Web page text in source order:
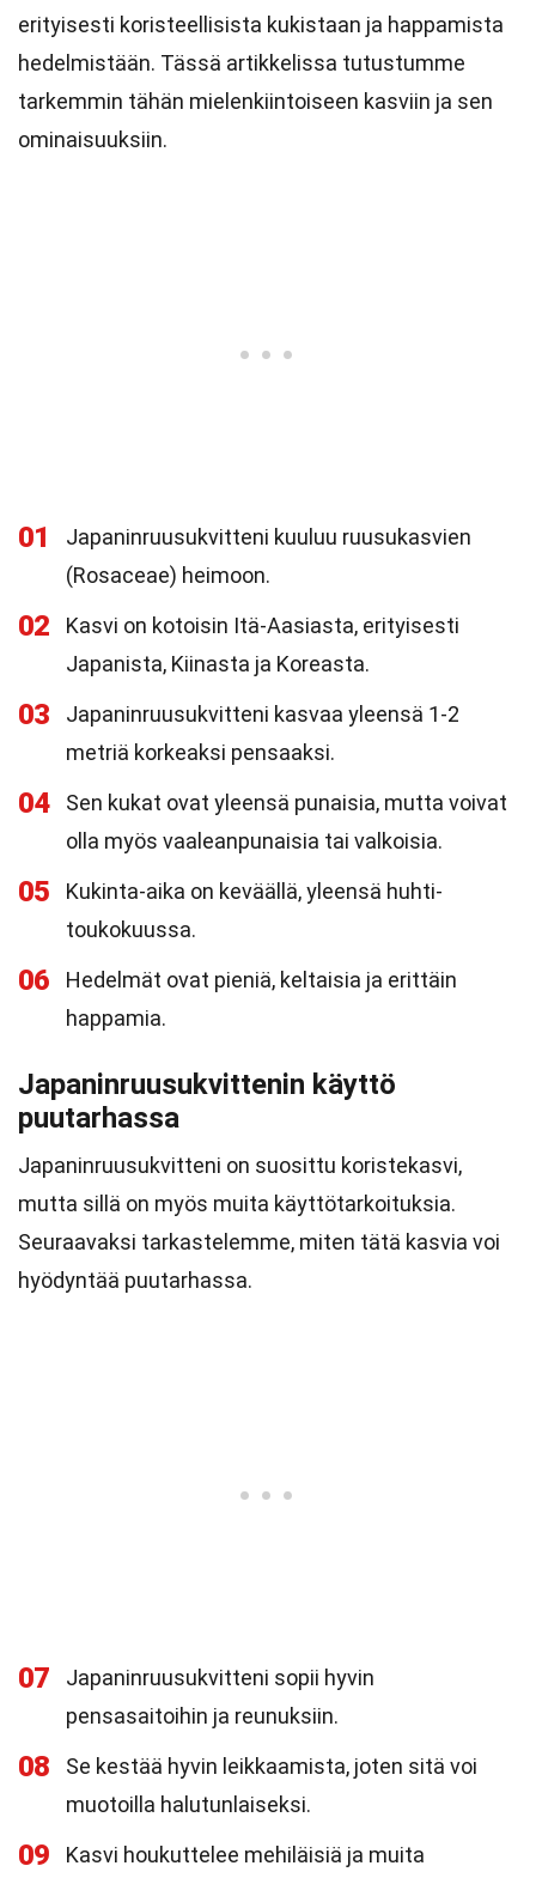
erityisesti koristeellisista kukistaan ja happamista
hedelmistään. Tässä artikkelissa tutustumme
tarkemmin tähän mielenkiintoiseen kasviin ja sen
ominaisuuksiin.
01
Japaninruusukvitteni kuuluu ruusukasvien
(Rosaceae) heimoon.
02
Kasvi on kotoisin Itä-Aasiasta, erityisesti
Japanista, Kiinasta ja Koreasta.
03
Japaninruusukvitteni kasvaa yleensä 1-2
metriä korkeaksi pensaaksi.
04
Sen kukat ovat yleensä punaisia, mutta voivat
olla myös vaaleanpunaisia tai valkoisia.
05
Kukinta-aika on keväällä, yleensä huhti-
toukokuussa.
06
Hedelmät ovat pieniä, keltaisia ja erittäin
happamia.
Japaninruusukvittenin käyttö
puutarhassa
Japaninruusukvitteni on suosittu koristekasvi,
mutta sillä on myös muita käyttötarkoituksia.
Seuraavaksi tarkastelemme, miten tätä kasvia voi
hyödyntää puutarhassa.
07
Japaninruusukvitteni sopii hyvin
pensasaitoihin ja reunuksiin.
08
Se kestää hyvin leikkaamista, joten sitä voi
muotoilla halutunlaiseksi.
09 Kasvi houkuttelee mehiläisiä ja muita